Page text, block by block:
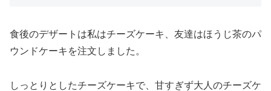
食後のデザートは私はチーズケーキ、友達はほうじ茶のパ
ウンドケーキを注文しました。
しっとりとしたチーズケーキで、甘すぎず大人のチーズケ